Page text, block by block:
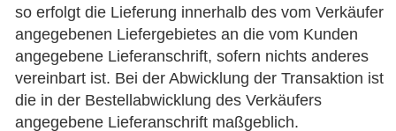
so erfolgt die Lieferung innerhalb des vom Verkäufer
angegebenen Liefergebietes an die vom Kunden
angegebene Lieferanschrift, sofern nichts anderes
vereinbart ist. Bei der Abwicklung der Transaktion ist
die in der Bestellabwicklung des Verkäufers
angegebene Lieferanschrift maßgeblich.